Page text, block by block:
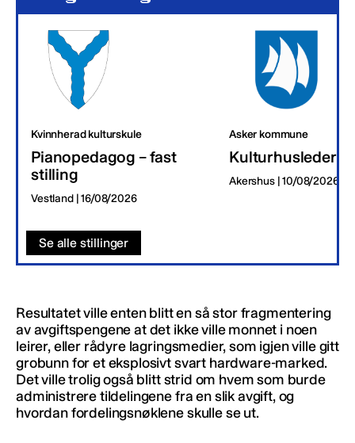
Kvinnherad kulturskule
Pianopedagog – fast
stilling
Vestland | 16/08/2026
Asker kommune
Kulturhusleder
Akershus | 10/08/2026
Se alle stillinger
Resultatet ville enten blitt en så stor fragmentering
av avgiftspengene at det ikke ville monnet i noen
leirer, eller rådyre lagringsmedier, som igjen ville gitt
grobunn for et eksplosivt svart hardware-marked.
Det ville trolig også blitt strid om hvem som burde
administrere tildelingene fra en slik avgift, og
hvordan fordelingsnøklene skulle se ut.